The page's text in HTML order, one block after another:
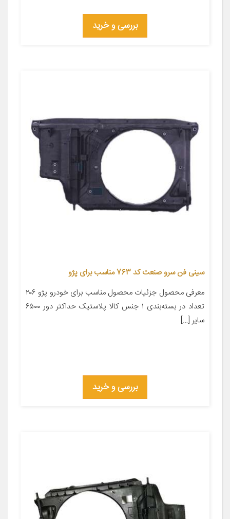
بررسی و خرید
سینی فن سرو صنعت کد 763 مناسب برای پژو
معرفی محصول جزئیات محصول مناسب برای خودرو پژو ۲۰۶
تعداد در بسته‌بندی ۱ جنس کالا پلاستیک حداکثر دور ۶۵۰۰
سایر […]
بررسی و خرید